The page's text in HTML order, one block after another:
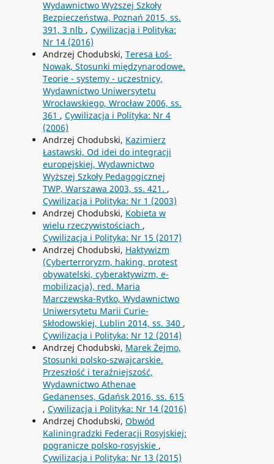
Wydawnictwo Wyższej Szkoły
Bezpieczeństwa, Poznań 2015, ss.
391, 3 nlb , Cywilizacja i Polityka:
Nr 14 (2016)
Andrzej Chodubski, Teresa Łoś-
Nowak, Stosunki międzynarodowe.
Teorie - systemy - uczestnicy,
Wydawnictwo Uniwersytetu
Wrocławskiego, Wrocław 2006, ss.
361 , Cywilizacja i Polityka: Nr 4
(2006)
Andrzej Chodubski, Kazimierz
Łastawski, Od idei do integracji
europejskiej, Wydawnictwo
Wyższej Szkoły Pedagogicznej
TWP, Warszawa 2003, ss. 421. ,
Cywilizacja i Polityka: Nr 1 (2003)
Andrzej Chodubski, Kobieta w
wielu rzeczywistościach ,
Cywilizacja i Polityka: Nr 15 (2017)
Andrzej Chodubski, Haktywizm
(Cyberterroryzm, haking, protest
obywatelski, cyberaktywizm, e-
mobilizacja), red. Maria
Marczewska-Rytko, Wydawnictwo
Uniwersytetu Marii Curie-
Skłodowskiej, Lublin 2014, ss. 340 ,
Cywilizacja i Polityka: Nr 12 (2014)
Andrzej Chodubski, Marek Żejmo,
Stosunki polsko-szwajcarskie.
Przeszłość i teraźniejszość,
Wydawnictwo Athenae
Gedanenses, Gdańsk 2016, ss. 615
, Cywilizacja i Polityka: Nr 14 (2016)
Andrzej Chodubski, Obwód
Kaliningradzki Federacji Rosyjskiej:
pogranicze polsko-rosyjskie ,
Cywilizacja i Polityka: Nr 13 (2015)